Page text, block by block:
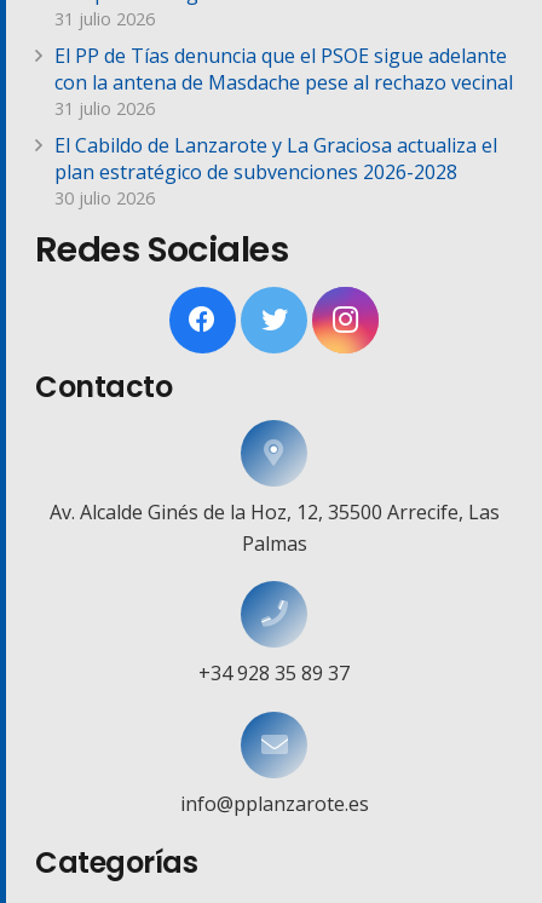
31 julio 2026
El PP de Tías denuncia que el PSOE sigue adelante
con la antena de Masdache pese al rechazo vecinal
31 julio 2026
El Cabildo de Lanzarote y La Graciosa actualiza el
plan estratégico de subvenciones 2026-2028
30 julio 2026
Redes Sociales
Contacto
Av. Alcalde Ginés de la Hoz, 12, 35500 Arrecife, Las
Palmas
+34 928 35 89 37
info@pplanzarote.es
Categorías